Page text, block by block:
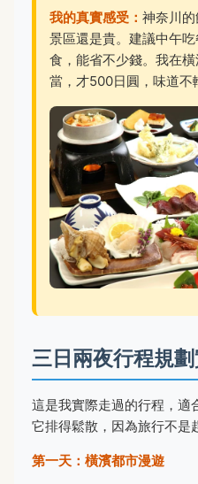
我的真實感受： 神奈川
景區還是貴。建議中午
食，能省不少錢。我在
當，才500日圓，味道不
三日兩夜行程規劃
這是我實際走過的行程，適
它排得鬆散，因為旅行不是
第一天：橫濱都市漫遊